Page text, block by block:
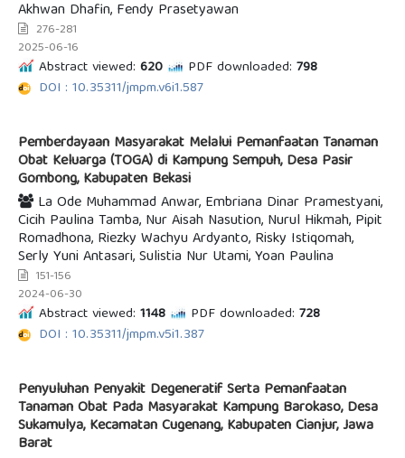
Akhwan Dhafin, Fendy Prasetyawan
276-281
2025-06-16
Abstract viewed: 620 PDF downloaded: 798
DOI : 10.35311/jmpm.v6i1.587
Pemberdayaan Masyarakat Melalui Pemanfaatan Tanaman
Obat Keluarga (TOGA) di Kampung Sempuh, Desa Pasir
Gombong, Kabupaten Bekasi
La Ode Muhammad Anwar, Embriana Dinar Pramestyani,
Cicih Paulina Tamba, Nur Aisah Nasution, Nurul Hikmah, Pipit
Romadhona, Riezky Wachyu Ardyanto, Risky Istiqomah,
Serly Yuni Antasari, Sulistia Nur Utami, Yoan Paulina
151-156
2024-06-30
Abstract viewed: 1148 PDF downloaded: 728
DOI : 10.35311/jmpm.v5i1.387
Penyuluhan Penyakit Degeneratif Serta Pemanfaatan
Tanaman Obat Pada Masyarakat Kampung Barokaso, Desa
Sukamulya, Kecamatan Cugenang, Kabupaten Cianjur, Jawa
Barat